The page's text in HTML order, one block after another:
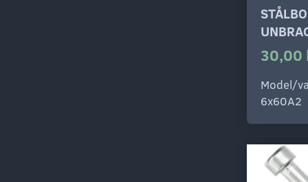
30,00
Model/
6x60A2